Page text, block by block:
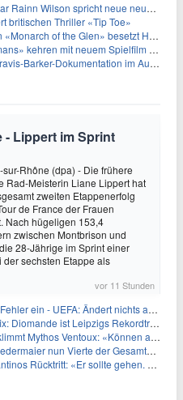
spricht neue neuseeländische Serie «Settling»
britischen Thriller «Tip Toe»
of the Glen» besetzt Hauptrollen
kehren mit neuem Spielfilm zurück
Barker-Dokumentation im August
- Lippert im Sprint
sur-Rhône (dpa) - Die frühere
Rad-Meisterin Liane Lippert hat
zweiten Etappenerfolg
de France der Frauen
Nach hügeligen 153,4
zwischen Montbrison und
28-Jährige im Sprint einer
sechsten Etappe als
vor 11 Stunden
ein - UEFA: Ändert nichts an Boykott
ist Leipzigs Rekordtransfer
Mythos Ventoux: «Können alles schaffen»
nun Vierte der Gesamtwertung
Rücktritt: «Er sollte gehen. Jetzt»